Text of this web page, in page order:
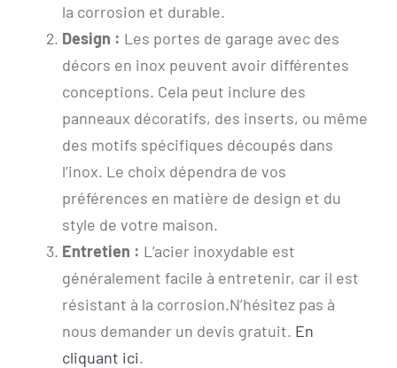
la corrosion et durable.
Design : Les portes de garage avec des
décors en inox peuvent avoir différentes
conceptions. Cela peut inclure des
panneaux décoratifs, des inserts, ou même
des motifs spécifiques découpés dans
l’inox. Le choix dépendra de vos
préférences en matière de design et du
style de votre maison.
Entretien : L’acier inoxydable est
généralement facile à entretenir, car il est
résistant à la corrosion.N’hésitez pas à
nous demander un devis gratuit. En
cliquant ici.